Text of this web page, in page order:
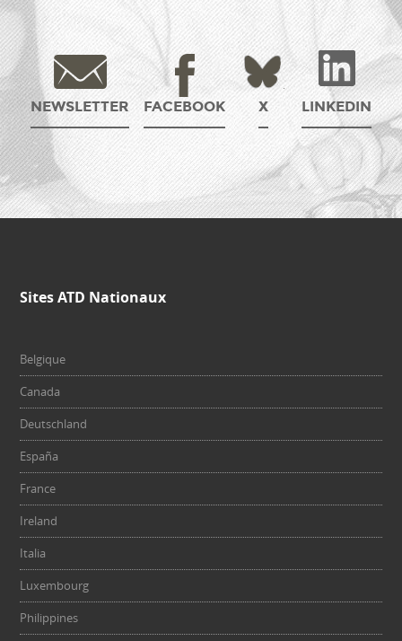
NEWSLETTER FACEBOOK X LINKEDIN
Sites ATD Nationaux
Belgique
Canada
Deutschland
España
France
Ireland
Italia
Luxembourg
Philippines